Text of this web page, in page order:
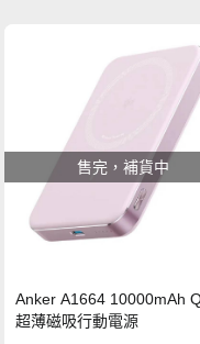
售完，補貨中
Anker A1664 10000mAh Qi2
超薄磁吸行動電源